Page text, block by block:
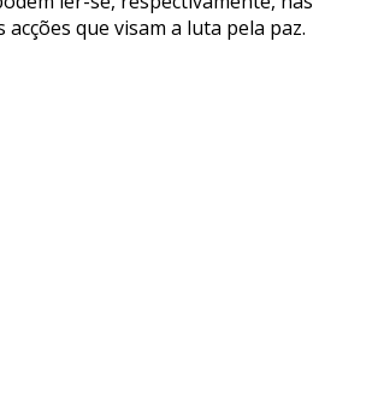
que visam a luta pela paz.